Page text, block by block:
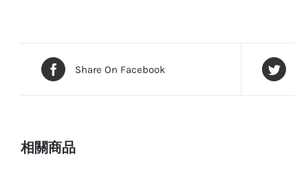
Share On Facebook
相關商品